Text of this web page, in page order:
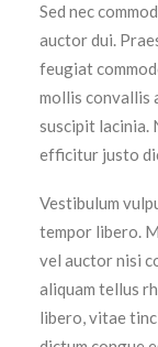
Sed nec
auctor dui.
feugiat
mollis convallis
suscipit lacinia.
efficitur justo
Vestibulum
tempor libero.
vel auctor nisi
aliquam tellus
libero, vitae